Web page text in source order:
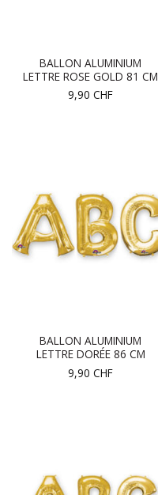
BALLON ALUMINIUM
LETTRE ROSE GOLD 81 CM
9,90 CHF
BALLON ALUMINIUM
LETTRE DORÉE 86 CM
9,90 CHF